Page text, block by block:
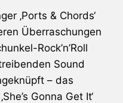
‚Ports & Chords‘
Überraschungen
Rock’n’Roll
Sound
– das
Gonna Get It‘